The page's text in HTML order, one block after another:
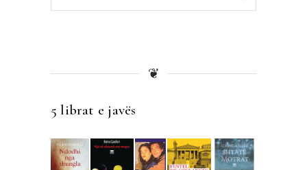
❦
5 librat e javës